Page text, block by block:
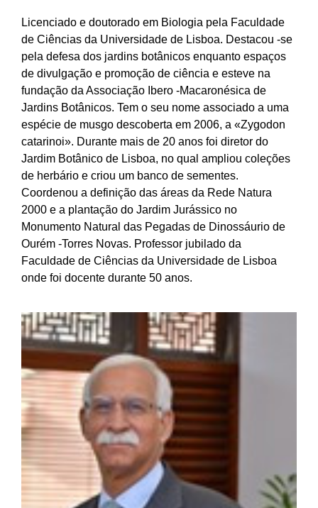
Licenciado e doutorado em Biologia pela Faculdade
de Ciências da Universidade de Lisboa. Destacou -se
pela defesa dos jardins botânicos enquanto espaços
de divulgação e promoção de ciência e esteve na
fundação da Associação Ibero -Macaronésica de
Jardins Botânicos. Tem o seu nome associado a uma
espécie de musgo descoberta em 2006, a «Zygodon
catarinoi». Durante mais de 20 anos foi diretor do
Jardim Botânico de Lisboa, no qual ampliou coleções
de herbário e criou um banco de sementes.
Coordenou a definição das áreas da Rede Natura
2000 e a plantação do Jardim Jurássico no
Monumento Natural das Pegadas de Dinossáurio de
Ourém -Torres Novas. Professor jubilado da
Faculdade de Ciências da Universidade de Lisboa
onde foi docente durante 50 anos.